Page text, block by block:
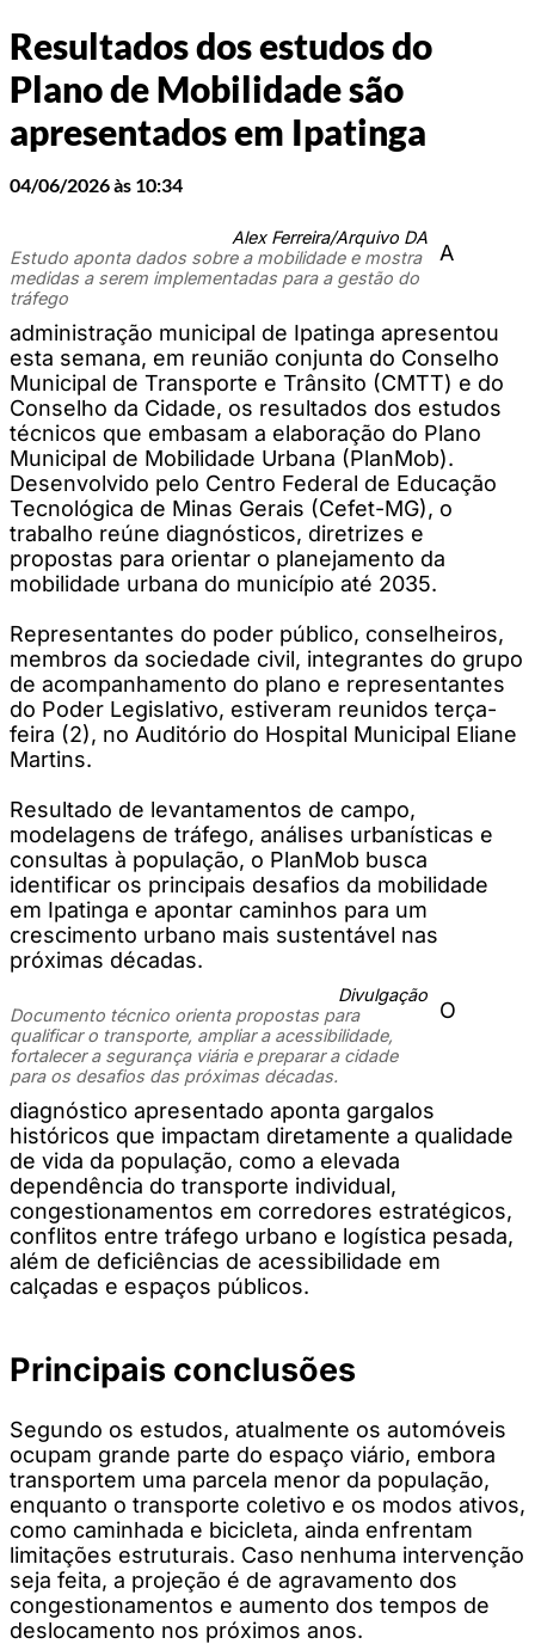
Resultados dos estudos do
Plano de Mobilidade são
apresentados em Ipatinga
04/06/2026 às 10:34
Alex Ferreira/Arquivo DA
Estudo aponta dados sobre a mobilidade e mostra
medidas a serem implementadas para a gestão do
tráfego
A
administração municipal de Ipatinga apresentou
esta semana, em reunião conjunta do Conselho
Municipal de Transporte e Trânsito (CMTT) e do
Conselho da Cidade, os resultados dos estudos
técnicos que embasam a elaboração do Plano
Municipal de Mobilidade Urbana (PlanMob).
Desenvolvido pelo Centro Federal de Educação
Tecnológica de Minas Gerais (Cefet-MG), o
trabalho reúne diagnósticos, diretrizes e
propostas para orientar o planejamento da
mobilidade urbana do município até 2035.
Representantes do poder público, conselheiros,
membros da sociedade civil, integrantes do grupo
de acompanhamento do plano e representantes
do Poder Legislativo, estiveram reunidos terça-
feira (2), no Auditório do Hospital Municipal Eliane
Martins.
Resultado de levantamentos de campo,
modelagens de tráfego, análises urbanísticas e
consultas à população, o PlanMob busca
identificar os principais desafios da mobilidade
em Ipatinga e apontar caminhos para um
crescimento urbano mais sustentável nas
próximas décadas.
Divulgação
Documento técnico orienta propostas para
qualificar o transporte, ampliar a acessibilidade,
fortalecer a segurança viária e preparar a cidade
para os desafios das próximas décadas.
O
diagnóstico apresentado aponta gargalos
históricos que impactam diretamente a qualidade
de vida da população, como a elevada
dependência do transporte individual,
congestionamentos em corredores estratégicos,
conflitos entre tráfego urbano e logística pesada,
além de deficiências de acessibilidade em
calçadas e espaços públicos.
Principais conclusões
Segundo os estudos, atualmente os automóveis
ocupam grande parte do espaço viário, embora
transportem uma parcela menor da população,
enquanto o transporte coletivo e os modos ativos,
como caminhada e bicicleta, ainda enfrentam
limitações estruturais. Caso nenhuma intervenção
seja feita, a projeção é de agravamento dos
congestionamentos e aumento dos tempos de
deslocamento nos próximos anos.